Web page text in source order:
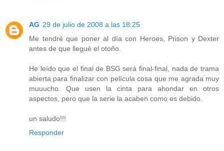
AG 29 de julio de 2008 a las 18:25
Me tendré que poner al día con Heroes, Prison y Dexter
antes de que llegué el otoño.
He leído que el final de BSG será final-final, nada de trama
abierta para finalizar con película cosa que me agrada muy
muuucho. Que usen la cinta para ahondar en otros
aspectos, pero que la serie la acaben como es debido.
un saludo!!!
Responder